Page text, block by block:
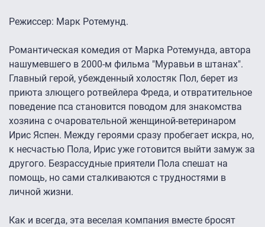
Режиссер: Марк Ротемунд.
Романтическая комедия от Марка Ротемунда, автора
нашумевшего в 2000-м фильма "Муравьи в штанах".
Главный герой, убежденный холостяк Пол, берет из
приюта злющего ротвейлера Фреда, и отвратительное
поведение пса становится поводом для знакомства
хозяина с очаровательной женщиной-ветеринаром
Ирис Яспен. Между героями сразу пробегает искра, но,
к несчастью Пола, Ирис уже готовится выйти замуж за
другого. Безрассудные приятели Пола спешат на
помощь, но сами сталкиваются с трудностями в
личной жизни.
Как и всегда, эта веселая компания вместе бросят